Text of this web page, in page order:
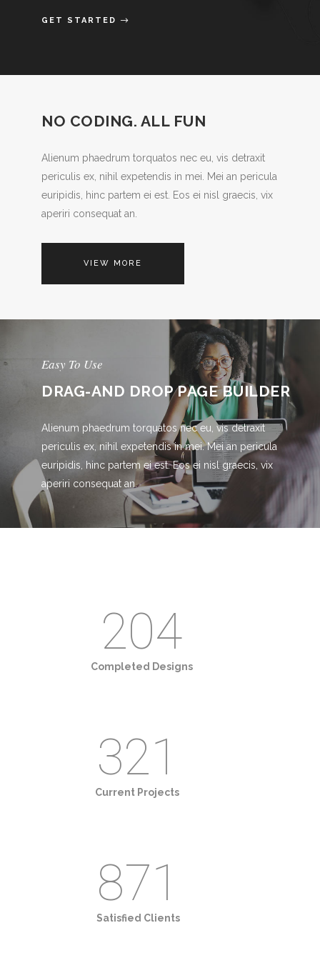
GET STARTED
NO CODING. ALL FUN
Alienum phaedrum torquatos nec eu, vis detraxit
periculis ex, nihil expetendis in mei. Mei an pericula
euripidis, hinc partem ei est. Eos ei nisl graecis, vix
aperiri consequat an.
VIEW MORE
Easy To Use
DRAG-AND DROP PAGE BUILDER
Alienum phaedrum torquatos nec eu, vis detraxit
periculis ex, nihil expetendis in mei. Mei an pericula
euripidis, hinc partem ei est. Eos ei nisl graecis, vix
aperiri consequat an.
204
Completed Designs
321
Current Projects
985
Satisfied Clients